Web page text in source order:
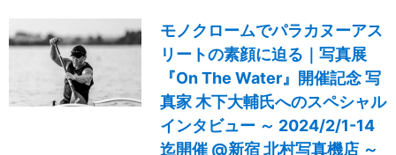
モノクロームでパラカヌーアス
リートの素顔に迫る｜写真展
『On The Water』開催記念 写
真家 木下大輔氏へのスペシャル
インタビュー ～ 2024/2/1-14
迄開催 @新宿 北村写真機店 ～